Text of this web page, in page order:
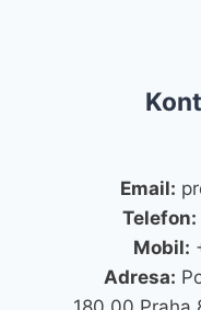
Email:
Telefon:
Mobil:
Adresa: